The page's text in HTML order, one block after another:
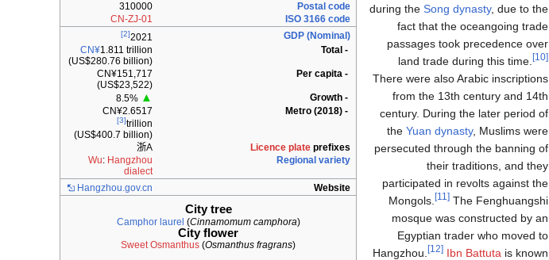
Postal code
310000
ISO 3166 code
CN-ZJ-01
GDP (Nominal)
2021
[2]
- Total
CN¥1.811 trillion
(US$280.76 billion)
- Per capita
CN¥151,717
(US$23,522)
- Growth
▲
8.5%
- Metro (2018)
CN¥2.6517
trillion
[3]
(US$400.7 billion)
Licence plateprefixes
浙A
Regional variety
Wu: Hangzhou
dialect
Website
Hangzhou.gov.cn
City tree
Camphor laurel (Cinnamomum camphora)
City flower
Sweet Osmanthus (Osmanthus fragrans)
during theSong dynasty, due to the
fact that the oceangoing trade
passages took precedence over
land trade during this time.
[10]
There were also Arabic inscriptions
from the 13th century and 14th
century. During the later period of
theYuan dynasty, Muslims were
persecuted through the banning of
their traditions, and they
participated in revolts against the
Mongols.
[11] The Fenghuangshi
mosque was constructed by an
Egyptian trader who moved to
Hangzhou.
[12] Ibn Battuta is known